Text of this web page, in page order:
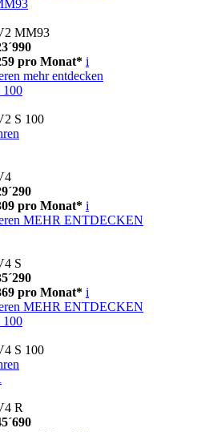
MM93
pro Monat* i
mehr entdecken
100
S 100
pro Monat* i
MEHR ENTDECKEN
S
pro Monat* i
MEHR ENTDECKEN
100
S 100
R